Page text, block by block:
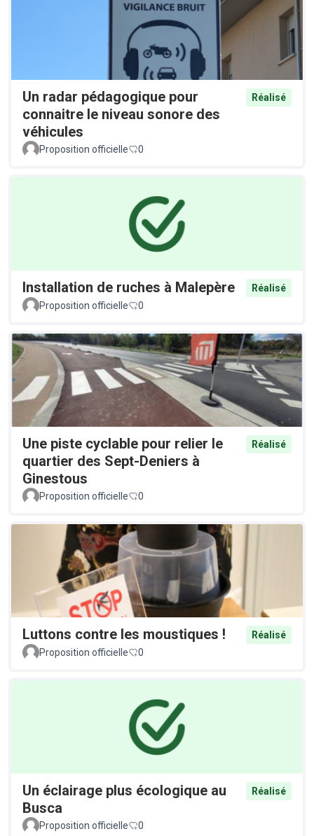
Un radar pédagogique pour
connaitre le niveau sonore des
véhicules
Réalisé
Proposition officielle 0
Installation de ruches à Malepère
Réalisé
Proposition officielle
0
Une piste cyclable pour relier le
quartier des Sept-Deniers à
Ginestous
Réalisé
Proposition officielle 0
Luttons contre les moustiques !
Réalisé
Proposition officielle
0
Un éclairage plus écologique au
Busca
Réalisé
Proposition officielle 0